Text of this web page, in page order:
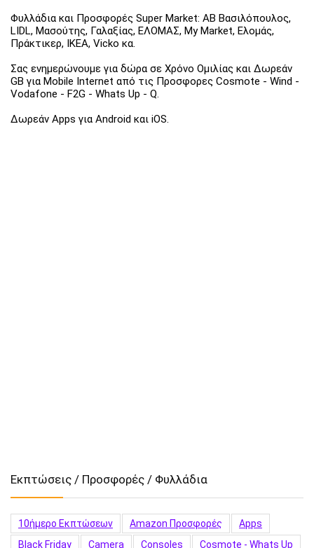
Φυλλάδια και Προσφορές Super Market: ΑΒ Βασιλόπουλος,
LIDL, Μασούτης, Γαλαξίας, ΕΛΟΜΑΣ, My Market, Ελομάς,
Πράκτικερ, ΙΚΕΑ, Vicko κα.
Σας ενημερώνουμε για δώρα σε Χρόνο Ομιλίας και Δωρεάν
GB για Mobile Internet από τις Προσφορες Cosmote - Wind -
Vodafone - F2G - Whats Up - Q.
Δωρεάν Apps για Android και iOS.
Εκπτώσεις / Προσφορές / Φυλλάδια
10ήμερο Εκπτώσεων Amazon Προσφορές
Apps
Black Friday
Camera Consoles Cosmote - Whats Up